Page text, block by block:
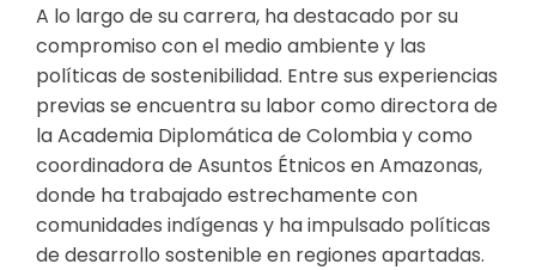
A lo largo de su carrera, ha destacado por su
compromiso con el medio ambiente y las
políticas de sostenibilidad. Entre sus experiencias
previas se encuentra su labor como directora de
la Academia Diplomática de Colombia y como
coordinadora de Asuntos Étnicos en Amazonas,
donde ha trabajado estrechamente con
comunidades indígenas y ha impulsado políticas
de desarrollo sostenible en regiones apartadas.